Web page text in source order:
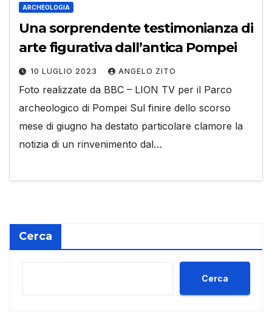
ARCHEOLOGIA
Una sorprendente testimonianza di
arte figurativa dall’antica Pompei
10 LUGLIO 2023 ANGELO ZITO
Foto realizzate da BBC – LION TV per il Parco
archeologico di Pompei Sul finire dello scorso
mese di giugno ha destato particolare clamore la
notizia di un rinvenimento dal…
Cerca
Cerca